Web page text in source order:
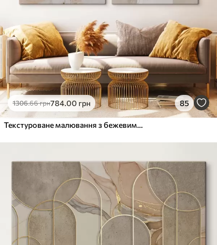
1306.66грн784.00 грн 85
Текстуроване малювання з бежевими та білими формами